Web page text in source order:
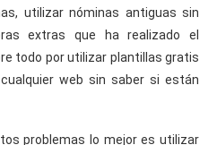
utilizar nóminas antiguas sin
extras que ha realizado el
todo por utilizar plantillas gratis
web sin saber si están
problemas lo mejor es utilizar